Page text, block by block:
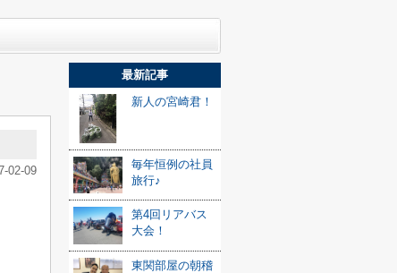
02-09
最新記事
新人の宮崎君！
毎年恒例の社員
旅行♪
第4回リアバス
大会！
東関部屋の朝稽